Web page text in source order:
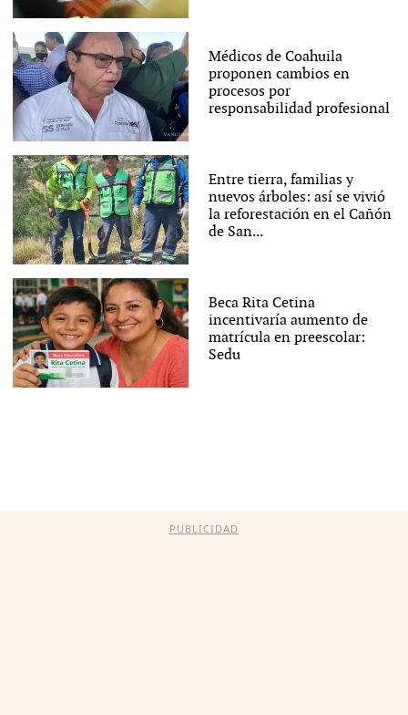
Médicos de Coahuila
proponen cambios en
procesos por
responsabilidad profesional
Entre tierra, familias y
nuevos árboles: así se vivió
la reforestación en el Cañón
de San...
Beca Rita Cetina
incentivaría aumento de
matrícula en preescolar:
Sedu
PUBLICIDAD